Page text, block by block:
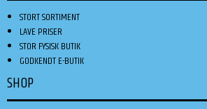
STORT SORTIMENT
LAVE PRISER
STOR FYSISK BUTIK
GODKENDT E-BUTIK
SHOP